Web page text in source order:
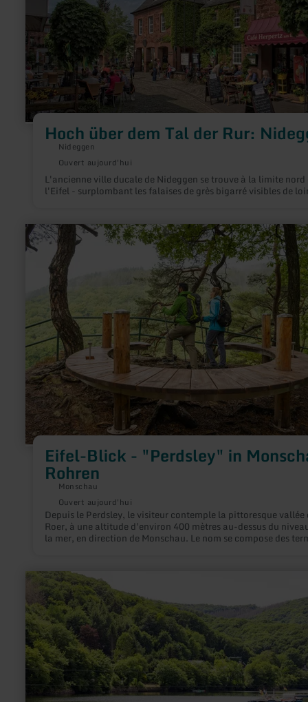
Hoch über dem Tal der Rur:
Nideggen
Ouvert aujourd'hui
L'ancienne ville ducale de Nideggen se trouve à la limite nord
l'Eifel - surplombant les falaises de grès bigarré visibles de
Rur:
Nideggen
Eifel-Blick - "Perdsley" in
Rohren
Monschau
Ouvert aujourd'hui
Depuis le Perdsley, le visiteur contemple la pittoresque vallée
Roer, à une altitude d'environ 400 mètres au-dessus du
la mer, en direction de Monschau. Le nom se compose des
en
savoir
plus
Eifel-
"Perdsley"
in
Monschau-
Rohren
en
savoir
sur
:
Staubecken
Heimbach